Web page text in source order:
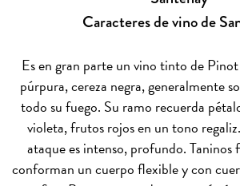
Caracteres de vino de
Es en gran parte un vino tinto de
púrpura, cereza negra, generalmente
todo su fuego. Su ramo recuerda
violeta, frutos rojos en un tono
ataque es intenso, profundo. Taninos
conforman un cuerpo flexible y con